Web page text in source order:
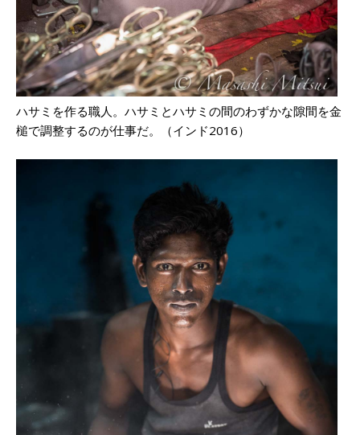
ハサミを作る職人。ハサミとハサミの間のわずかな隙間を金
槌で調整するのが仕事だ。（インド2016）